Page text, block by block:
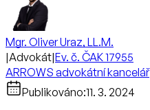
Mgr. Oliver Uraz, LL.M.
|Advokát|Ev. č. ČAK 17955
ARROWS advokátní kancelář
Publikováno:11. 3. 2024